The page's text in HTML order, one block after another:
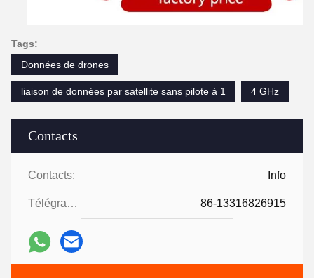
Contacts
Contacts: Info
Télégramme: 86-13316826915
Tags:
Données de drones
liaison de données par satellite sans pilote à 1 4 GHz